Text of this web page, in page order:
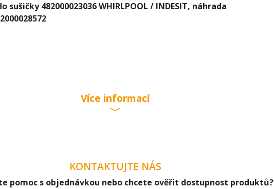
482000023036 WHIRLPOOL / INDESIT, náhrada
Více informací
KONTAKTUJTE NÁS
pomoc s objednávkou nebo chcete ověřit dostupnost produktů?